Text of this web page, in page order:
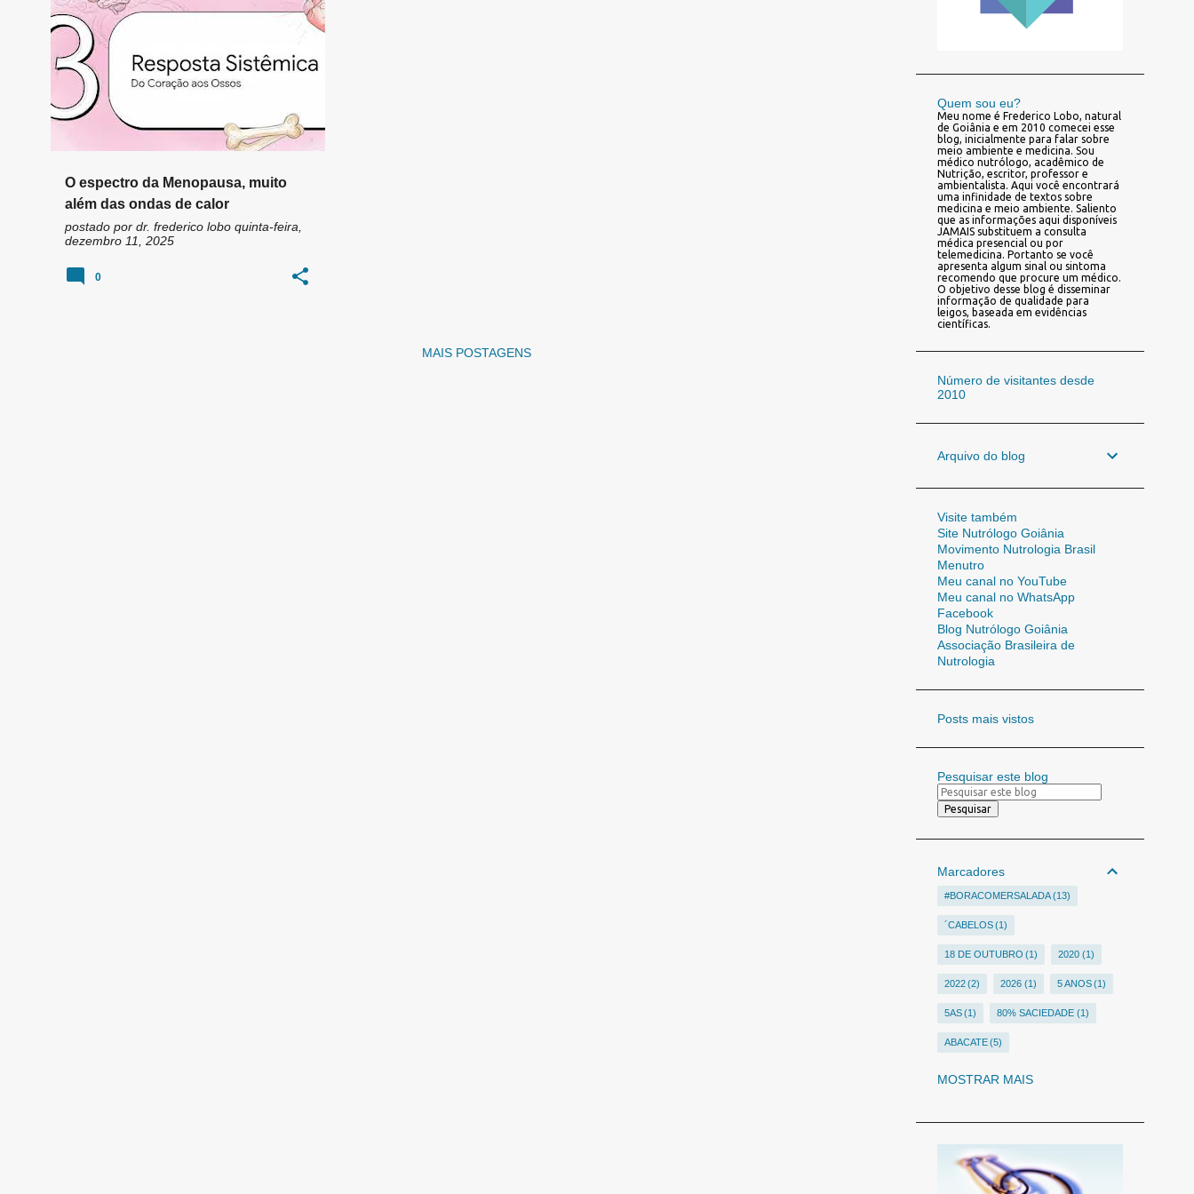
n
s
O espectro da Menopausa, muito
além das ondas de calor
postado por dr. frederico lobo quinta-feira,
dezembro 11, 2025
BRAIN FOG
0
MAIS POSTAGENS
Quem sou eu?
Meu nome é Frederico Lobo, natural
de Goiânia e em 2010 comecei esse
blog, inicialmente para falar sobre
meio ambiente e medicina. Sou
médico nutrólogo, acadêmico de
Nutrição, escritor, professor e
ambientalista. Aqui você encontrará
uma infinidade de textos sobre
medicina e meio ambiente. Saliento
que as informações aqui disponíveis
JAMAIS substituem a consulta
médica presencial ou por
telemedicina. Portanto se você
apresenta algum sinal ou sintoma
recomendo que procure um médico.
O objetivo desse blog é disseminar
informação de qualidade para
leigos, baseada em evidências
científicas.
Número de visitantes desde
2010
Arquivo do blog
Visite também
Site Nutrólogo Goiânia
Movimento Nutrologia Brasil
Menutro
Meu canal no YouTube
Meu canal no WhatsApp
Facebook
Blog Nutrólogo Goiânia
Associação Brasileira de
Nutrologia
Posts mais vistos
Pesquisar este blog
Marcadores
#BORACOMERSALADA 13
´CABELOS 1
18 DE OUTUBRO 1 2020 1
2022 2 2026 1 5 ANOS 1
5AS 1 80% SACIEDADE 1
ABACATE 5
ABORDAGEM NUTRICIONAL DOS TRANSTORNOS
MOSTRAR MAIS